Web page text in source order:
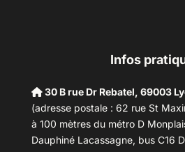
Infos
30 B rue Dr Rebatel, 69003
(adresse postale : 62 rue St
à 100 mètres du métro D
Dauphiné Lacassagne, bus C16